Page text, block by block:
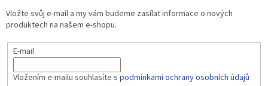
Vložte svůj e-mail a my vám budeme zasílat informace o nových
produktech na našem e-shopu.
E-mail
Vložením e-mailu souhlasíte s podmínkami ochrany osobních údajů